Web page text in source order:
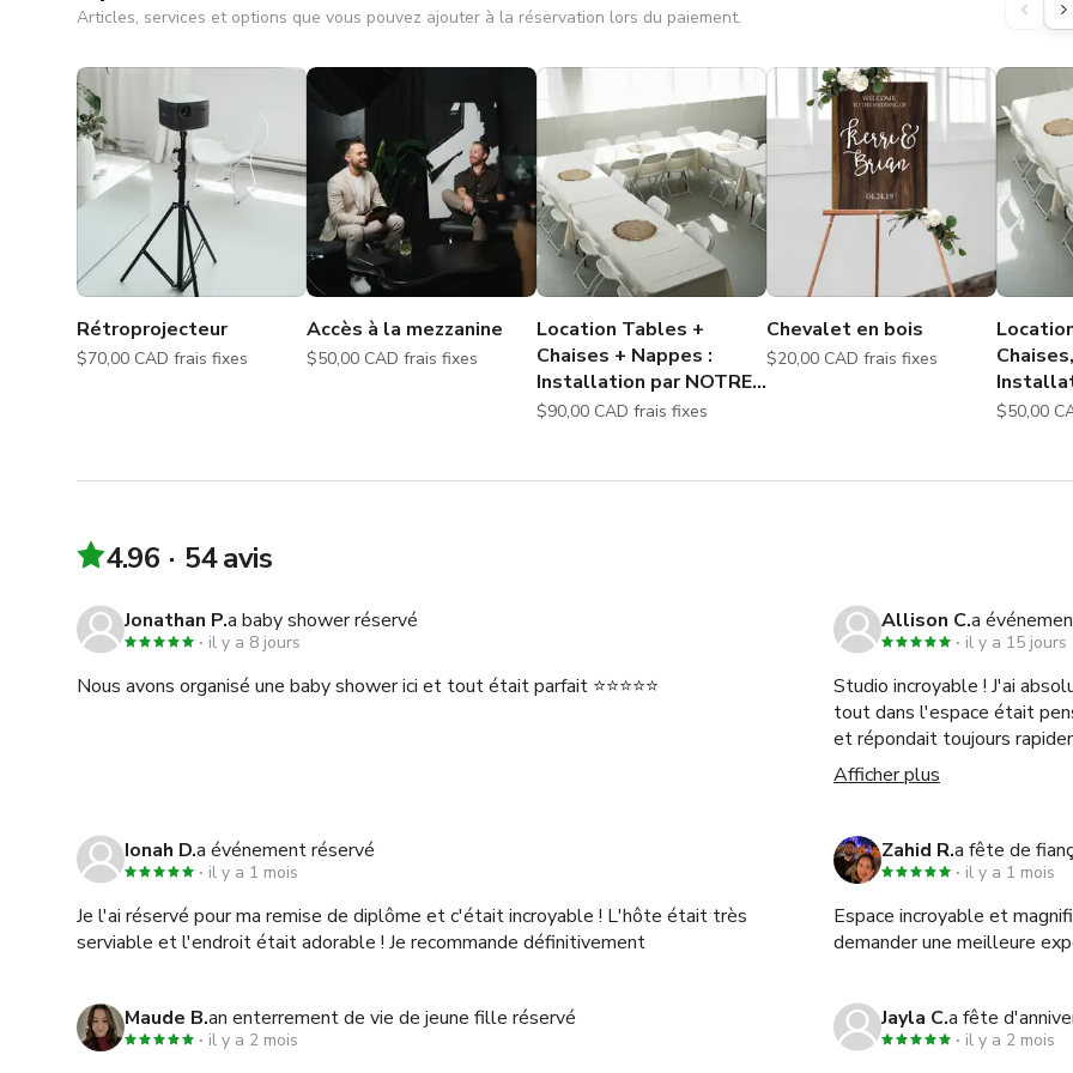
Articles, services et options que vous pouvez ajouter à la réservation lors du paiement.
Rétroprojecteur
$70,00 CAD frais fixes
Accès à la mezzanine
$50,00 CAD frais fixes
Location Tables +
Chaises + Nappes :
Installation par NOTRE
ÉQUIPE + Démontage
$90,00 CAD frais fixes
Chevalet en bois
$20,00 CAD frais fixes
soins.
4.96 54 avis
Jonathan P.a baby shower réservé
il y a 8 jours
Nous avons organisé une baby shower ici et tout était parfait ⭐⭐⭐⭐⭐
Allison C.a
il y a 15 jours
Studio incroyable ! J'ai
tout dans l'espace était
et répondait toujours
claires et faciles à suivre,
studio et d'utiliser toutes
Afficher plus
Ionah D.a événement réservé
il y a 1 mois
Je l'ai réservé pour ma remise de diplôme et c'était incroyable ! L'hôte était très
serviable et l'endroit était adorable ! Je recommande définitivement
Zahid R.a fête de
il y a 1 mois
Espace incroyable et
demander une meilleure
Maude B.an enterrement de vie de jeune fille réservé
il y a 2 mois
Jayla C.a fête
il y a 2 mois